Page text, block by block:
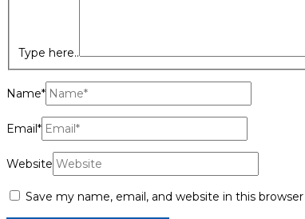
Type here..
Name*
Email*
Website
Save my name, email, and website in this